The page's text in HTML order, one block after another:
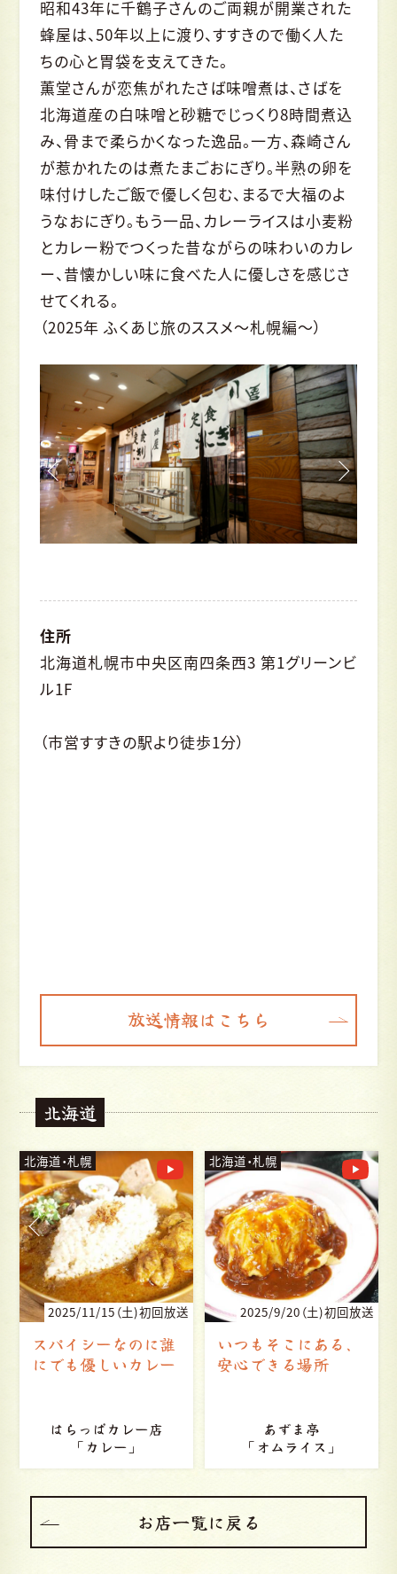
昭和43年に千鶴子さんのご両親が開業された
蜂屋は、50年以上に渡り、すすきので働く人た
ちの心と胃袋を支えてきた。
薫堂さんが恋焦がれたさば味噌煮は、さばを
北海道産の白味噌と砂糖でじっくり8時間煮込
み、骨まで柔らかくなった逸品。一方、森崎さん
が惹かれたのは煮たまごおにぎり。半熟の卵を
味付けしたご飯で優しく包む、まるで大福のよ
うなおにぎり。もう一品、カレーライスは小麦粉
とカレー粉でつくった昔ながらの味わいのカレ
ー、昔懐かしい味に食べた人に優しさを感じさ
せてくれる。
（2025年 ふくあじ旅のススメ〜札幌編〜）
住所
北海道札幌市中央区南四条西3 第1グリーンビ
ル1F
（市営すすきの駅より徒歩1分）
放送情報はこちら
北海道
北海道・札幌
2025/9/20（土)初回放送
いつもそこにある、
安心できる場所
あずま亭
「オムライス」
北海道・札幌
2025/9/15（月・祝)初回放送
お客さんとお店の幸
せな関係
カリー軒
「ハンバーグ」
お店一覧に戻る